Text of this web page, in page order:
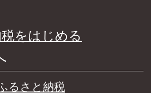
をはじめる
るさと納税